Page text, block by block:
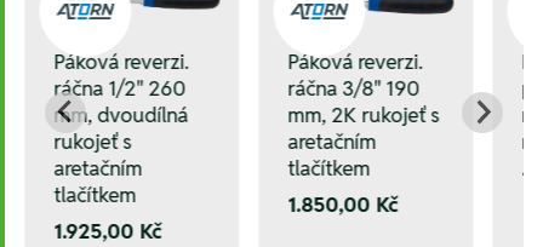
Páková reverzi.
ráčna 1/2" 260
mm, dvoudílná
rukojeť s
aretačním
tlačítkem
1.925,00 Kč
Páková reverzi.
ráčna 3/8" 190
mm, 2K rukojeť s
aretačním
tlačítkem
1.850,00 Kč